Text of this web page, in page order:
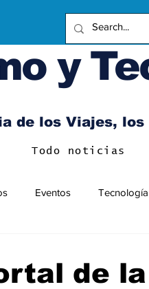
y
de los Viajes,
Todo noticias
Eventos Tecnología
de la